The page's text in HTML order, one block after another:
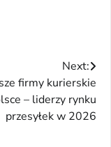
Next:
firmy kurierskie
– liderzy rynku
przesyłek w 2026